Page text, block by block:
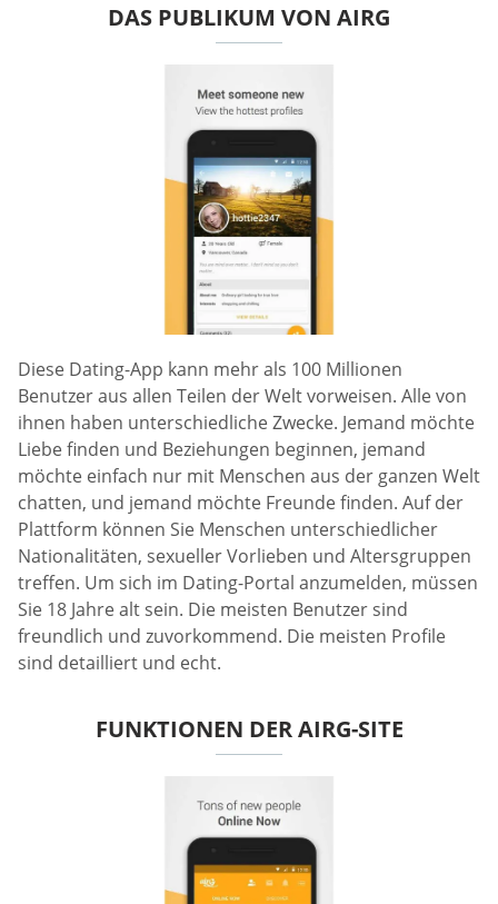
DAS PUBLIKUM VON AIRG
Diese Dating-App kann mehr als 100 Millionen
Benutzer aus allen Teilen der Welt vorweisen. Alle von
ihnen haben unterschiedliche Zwecke. Jemand möchte
Liebe finden und Beziehungen beginnen, jemand
möchte einfach nur mit Menschen aus der ganzen Welt
chatten, und jemand möchte Freunde finden. Auf der
Plattform können Sie Menschen unterschiedlicher
Nationalitäten, sexueller Vorlieben und Altersgruppen
treffen. Um sich im Dating-Portal anzumelden, müssen
Sie 18 Jahre alt sein. Die meisten Benutzer sind
freundlich und zuvorkommend. Die meisten Profile
sind detailliert und echt.
FUNKTIONEN DER AIRG-SITE